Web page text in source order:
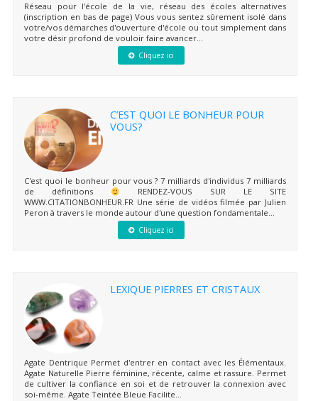
Réseau pour l'école de la vie, réseau des écoles alternatives
(inscription en bas de page) Vous vous sentez sûrement isolé dans
votre/vos démarches d'ouverture d'école ou tout simplement dans
votre désir profond de vouloir faire avancer...
Cliquez ici
C’EST QUOI LE BONHEUR POUR
VOUS?
C'est quoi le bonheur pour vous ? 7 milliards d'individus 7 milliards
de définitions
RENDEZ-VOUS SUR LE SITE
WWW.CITATIONBONHEUR.FR Une série de vidéos filmée par Julien
Peron à travers le monde autour d'une question fondamentale...
Cliquez ici
LEXIQUE PIERRES ET CRISTAUX
Agate Dentrique Permet d'entrer en contact avec les Élémentaux.
Agate Naturelle Pierre féminine, récente, calme et rassure. Permet
de cultiver la confiance en soi et de retrouver la connexion avec
soi-même. Agate Teintée Bleue Facilite...